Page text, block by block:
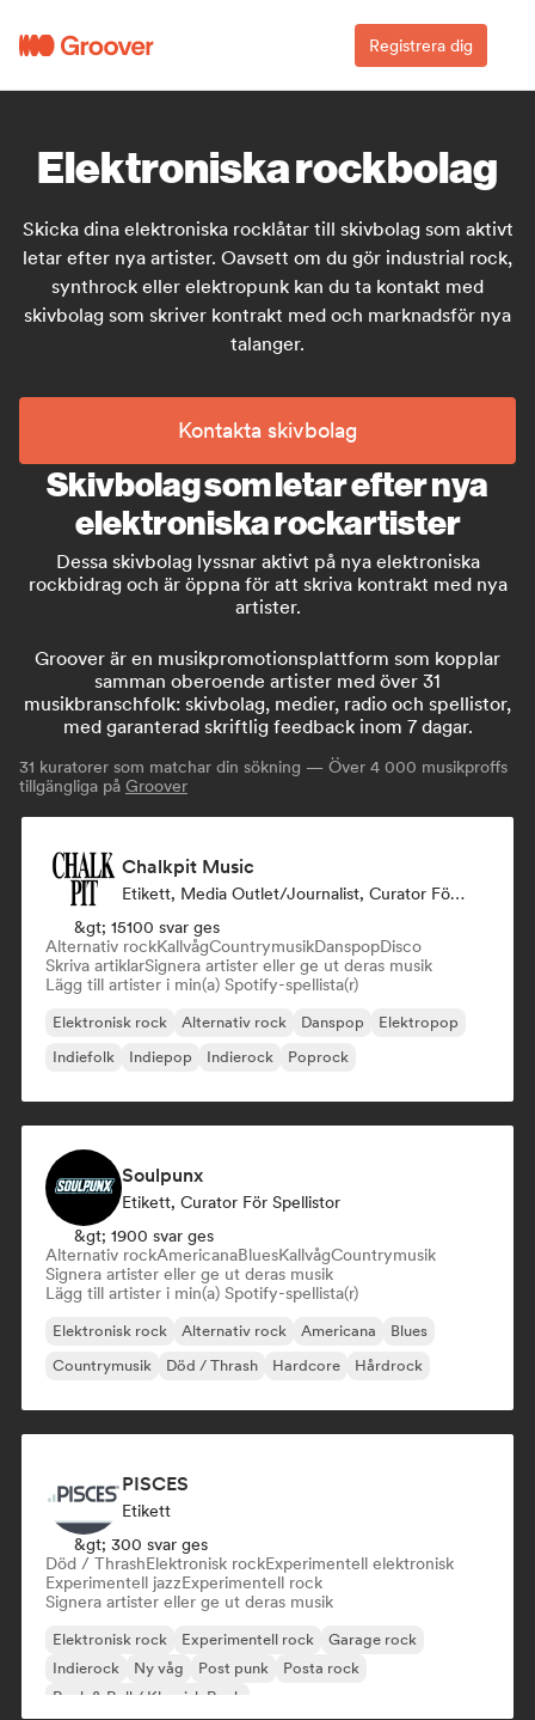
Registrera dig
Elektroniska rockbolag
Skicka dina elektroniska rocklåtar till skivbolag som aktivt
letar efter nya artister. Oavsett om du gör industrial rock,
synthrock eller elektropunk kan du ta kontakt med
skivbolag som skriver kontrakt med och marknadsför nya
talanger.
Kontakta skivbolag
Skivbolag som letar efter nya
elektroniska rockartister
Dessa skivbolag lyssnar aktivt på nya elektroniska
rockbidrag och är öppna för att skriva kontrakt med nya
artister.
Groover är en musikpromotionsplattform som kopplar
samman oberoende artister med över 31
musikbranschfolk: skivbolag, medier, radio och spellistor,
med garanterad skriftlig feedback inom 7 dagar.
31 kuratorer som matchar din sökning — Över 4 000 musikproffs
tillgängliga på Groover
Chalkpit Music
Etikett, Media Outlet/Journalist, Curator För Spellistor
&gt; 15100 svar ges
Alternativ rockKallvågCountrymusikDanspopDisco
Skriva artiklarSignera artister eller ge ut deras musik
Lägg till artister i min(a) Spotify-spellista(r)
Elektronisk rock Alternativ rock Danspop
Elektropop
Indiefolk
Indiepop Indierock Poprock
Soulpunx
Etikett, Curator För Spellistor
&gt; 1900 svar ges
Alternativ rockAmericanaBluesKallvågCountrymusik
Signera artister eller ge ut deras musik
Lägg till artister i min(a) Spotify-spellista(r)
Elektronisk rock Alternativ rock Americana
Blues
Countrymusik
Död / Thrash Hardcore Hårdrock
PISCES
Etikett
&gt; 300 svar ges
Död / ThrashElektronisk rockExperimentell elektronisk
Experimentell jazzExperimentell rock
Signera artister eller ge ut deras musik
Elektronisk rock Experimentell rock
Garage rock
Indierock
Ny våg Post punk
Posta rock
Rock & Roll / Klassisk Rock